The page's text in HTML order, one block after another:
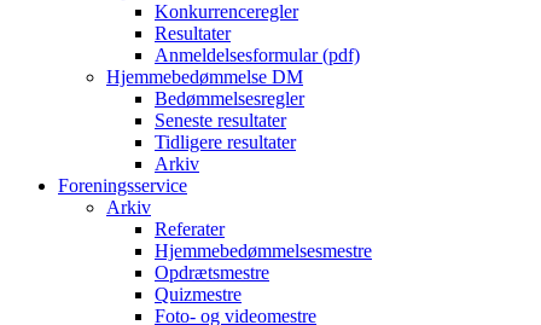
Konkurrenceregler
Resultater
Anmeldelsesformular (pdf)
Hjemmebedømmelse DM
Bedømmelsesregler
Seneste resultater
Tidligere resultater
Arkiv
Foreningsservice
Arkiv
Referater
Hjemmebedømmelsesmestre
Opdrætsmestre
Quizmestre
Foto- og videomestre